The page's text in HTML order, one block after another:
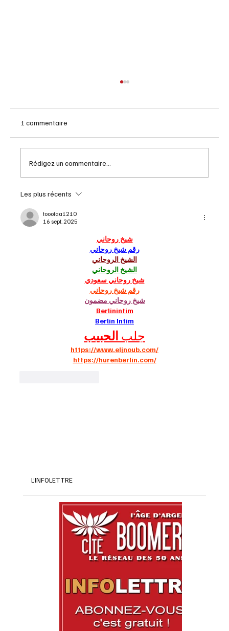
1 commentaire
Rédigez un commentaire...
Les plus récents
toootaa1210
16 sept. 2025
شيخ روحاني
رقم شيخ روحاني
الشيخ الروحاني
الشيخ الروحاني
شيخ روحاني سعودي
رقم شيخ روحاني
شيخ روحاني مضمون
Berlinintim
Berlin Intim
جلب الحبيب
https://www.eljnoub.com/
https://hurenberlin.com/
L’INFOLETTRE